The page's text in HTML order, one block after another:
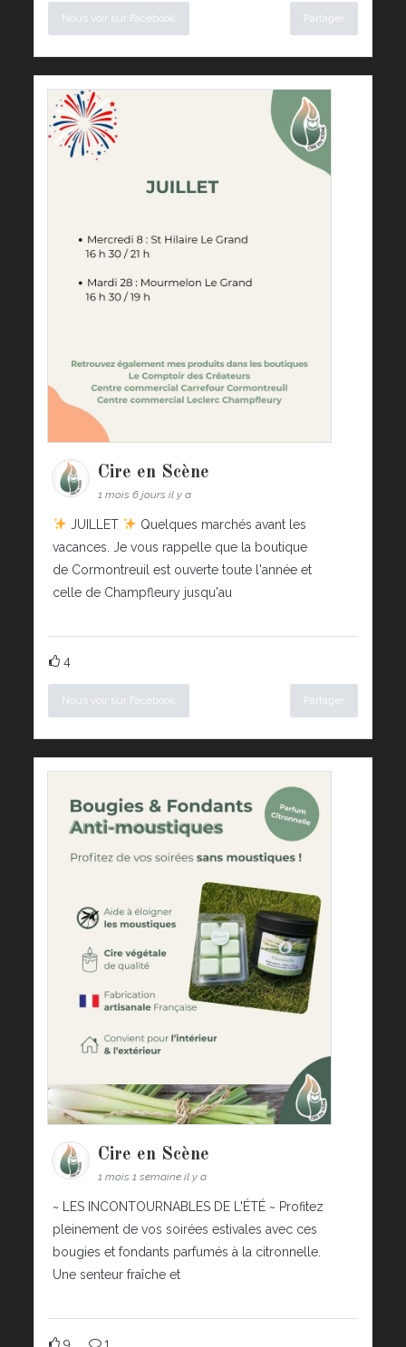
Nous voir sur Facebook Partager
Cire en Scène
1 mois 6 jours il y a
JUILLET
Quelques marchés avant les
vacances. Je vous rappelle que la boutique
de Cormontreuil est ouverte toute l'année et
celle de Champfleury jusqu'au
4
Nous voir sur Facebook Partager
Cire en Scène
1 mois 1 semaine il y a
~ LES INCONTOURNABLES DE L'ÉTÉ ~ Profitez
pleinement de vos soirées estivales avec ces
bougies et fondants parfumés à la citronnelle.
Une senteur fraîche et
9 1